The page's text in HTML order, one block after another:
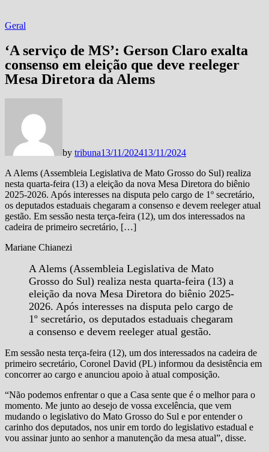
Geral
‘A serviço de MS’: Gerson Claro exalta
consenso em eleição que deve reeleger
Mesa Diretora da Alems
by tribuna13/11/202413/11/2024
A Alems (Assembleia Legislativa de Mato Grosso do Sul) realiza
nesta quarta-feira (13) a eleição da nova Mesa Diretora do biênio
2025-2026. Após interesses na disputa pelo cargo de 1º secretário,
os deputados estaduais chegaram a consenso e devem reeleger atual
gestão. Em sessão nesta terça-feira (12), um dos interessados na
cadeira de primeiro secretário, […]
Mariane Chianezi
A Alems (Assembleia Legislativa de Mato
Grosso do Sul) realiza nesta quarta-feira (13) a
eleição da nova Mesa Diretora do biênio 2025-
2026. Após interesses na disputa pelo cargo de
1º secretário, os deputados estaduais chegaram
a consenso e devem reeleger atual gestão.
Em sessão nesta terça-feira (12), um dos interessados na cadeira de
primeiro secretário, Coronel David (PL) informou da desistência em
concorrer ao cargo e anunciou apoio à atual composição.
“Não podemos enfrentar o que a Casa sente que é o melhor para o
momento. Me junto ao desejo de vossa excelência, que vem
mudando o legislativo do Mato Grosso do Sul e por entender o
carinho dos deputados, nos unir em tordo do legislativo estadual e
vou assinar junto ao senhor a manutenção da mesa atual”, disse.